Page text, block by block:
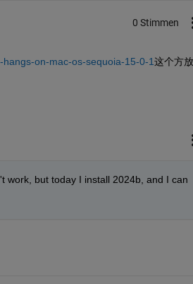
0 Stimmen
on-mac-os-sequoia-15-0-1这个方
work, but today I install 2024b, and I can